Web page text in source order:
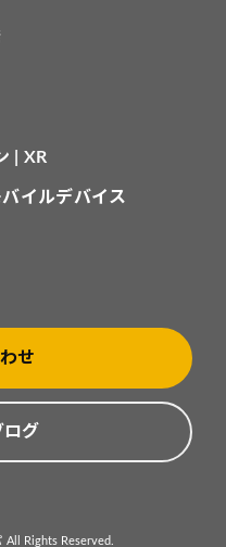
| XR
イルデバイス
せ
グ
All Rights Reserved.